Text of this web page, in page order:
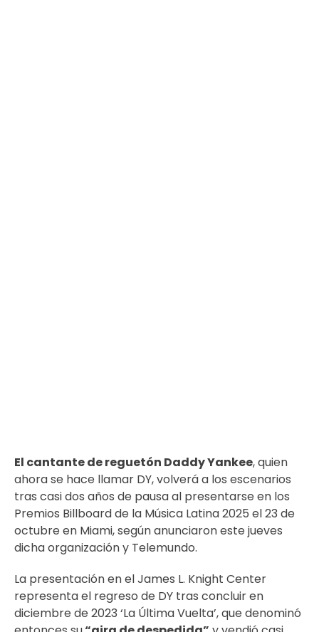
El cantante de reguetón Daddy Yankee, quien
ahora se hace llamar DY, volverá a los escenarios
tras casi dos años de pausa al presentarse en los
Premios Billboardde la Música Latina 2025 el 23 de
octubre en Miami, según anunciaron este jueves
dicha organización y Telemundo.
La presentación en el James L. Knight Center
representa el regreso de DY tras concluir en
diciembre de 2023 ‘La Última Vuelta’, que denominó